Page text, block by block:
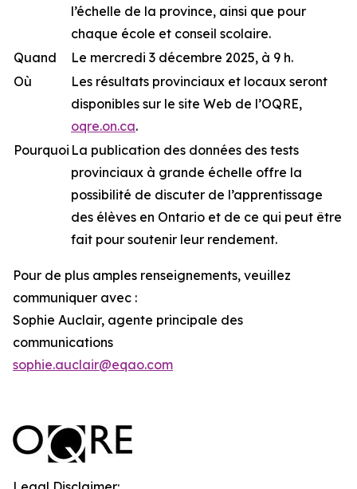
l’échelle de la province, ainsi que pour
chaque école et conseil scolaire.
Quand
Le mercredi 3 décembre 2025, à 9 h.
Où
Les résultats provinciaux et locaux seront
disponibles sur le site Web de l’OQRE,
oqre.on.ca.
Pourquoi La publication des données des tests
provinciaux à grande échelle offre la
possibilité de discuter de l’apprentissage
des élèves en Ontario et de ce qui peut être
fait pour soutenir leur rendement.
Pour de plus amples renseignements, veuillez
communiquer avec :
Sophie Auclair, agente principale des
communications
sophie.auclair@eqao.com